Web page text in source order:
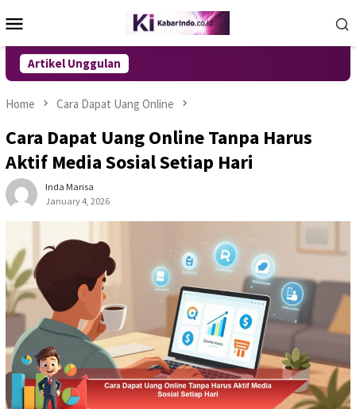
to
Menu
Artikel Unggulan
Home Cara Dapat Uang Online
Cara Dapat Uang Online Tanpa Harus
Aktif Media Sosial Setiap Hari
Inda Marisa
January 4, 2026